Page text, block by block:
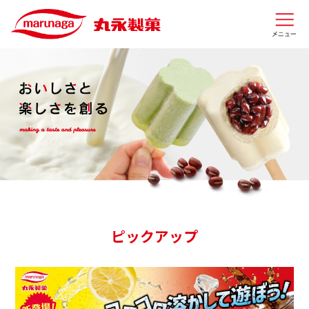
ピックアップ